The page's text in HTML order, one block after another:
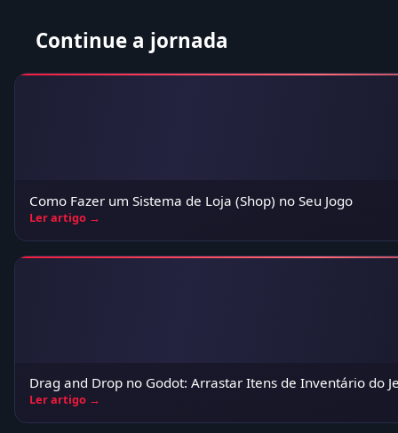
Continue a jornada
Como Fazer um Sistema de Loja (Shop) no Seu Jogo
Ler artigo →
Drag and Drop no Godot: Arrastar Itens de Inventário do
Ler artigo →